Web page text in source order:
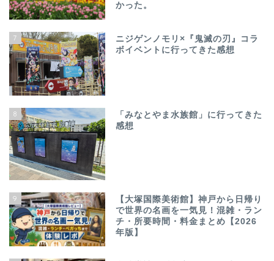
かった。
7
ニジゲンノモリ×『鬼滅の刃』コラ
ボイベントに行ってきた感想
8
「みなとやま水族館」に行ってきた
感想
9
【大塚国際美術館】神戸から日帰り
で世界の名画を一気見！混雑・ラン
チ・所要時間・料金まとめ【2026
年版】